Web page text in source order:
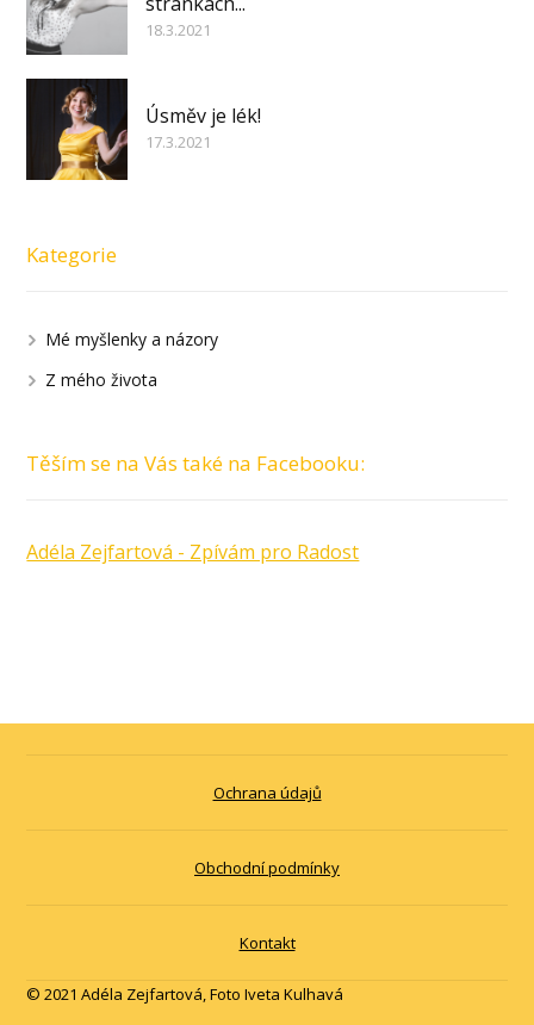
18.3.2021
Úsměv je lék!
17.3.2021
Kategorie
Mé myšlenky a názory
Z mého života
Těším se na Vás také na Facebooku:
Adéla Zejfartová - Zpívám pro Radost
Ochrana údajů
Obchodní podmínky
Kontakt
© 2021 Adéla Zejfartová, Foto Iveta Kulhavá